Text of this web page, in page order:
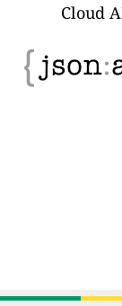
Cloud